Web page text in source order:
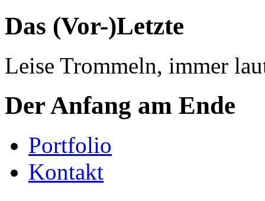
Das (Vor-)Letzte
Leise Trommeln, immer
Der Anfang am Ende
Portfolio
Kontakt